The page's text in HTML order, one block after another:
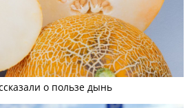
о пользе дынь